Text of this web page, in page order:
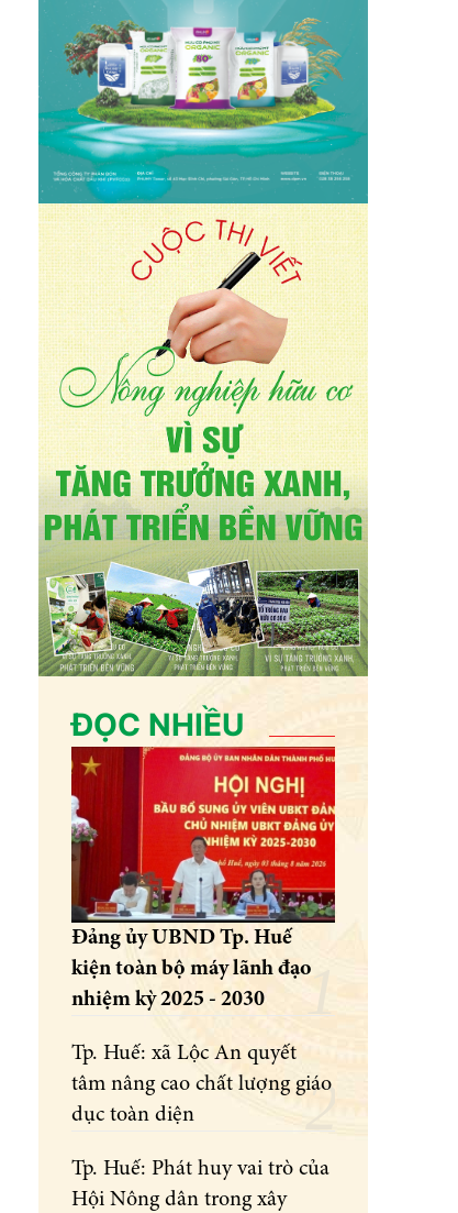
ĐỌC NHIỀU
Đảng ủy UBND Tp. Huế
kiện toàn bộ máy lãnh đạo
nhiệm kỳ 2025 - 2030
Tp. Huế: xã Lộc An quyết
tâm nâng cao chất lượng giáo
dục toàn diện
Tp. Huế: Phát huy vai trò của
Hội Nông dân trong xây